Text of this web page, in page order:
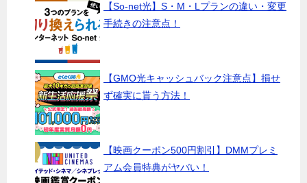
【So-net光】S・M・Lプランの違い・変更
手続きの注意点！
【GMO光キャッシュバック注意点】損せ
ず確実に貰う方法！
【映画クーポン500円割引】DMMプレミ
アム会員特典がヤバい！